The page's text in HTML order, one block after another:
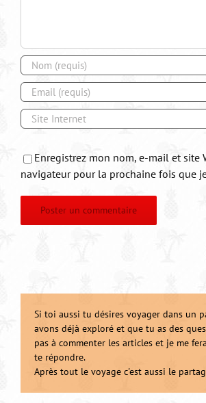
Enregistrez mon nom, e-mail et site
navigateur pour la prochaine fois que
Si toi aussi tu désires voyager dans un
avons déjà exploré et que tu as des
pas à commenter les articles et je me
te répondre.
Après tout le voyage c'est aussi le